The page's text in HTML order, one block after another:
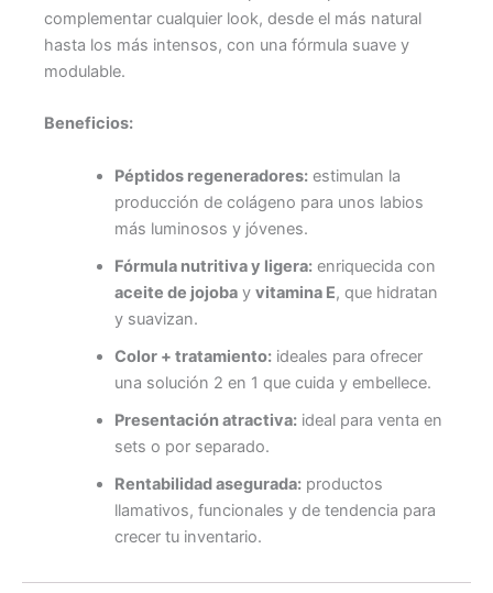
complementar cualquier look, desde el más natural
hasta los más intensos, con una fórmula suave y
modulable.
Beneficios:
Péptidos regeneradores:estimulan la
producción de colágeno para unos labios
más luminosos y jóvenes.
Fórmula nutritiva y ligera:enriquecida con
aceite de jojobay vitamina E, que hidratan
y suavizan.
Color + tratamiento:ideales para ofrecer
una solución 2 en 1 que cuida y embellece.
Presentación atractiva:ideal para venta en
sets o por separado.
Rentabilidad asegurada:productos
llamativos, funcionales y de tendencia para
crecer tu inventario.